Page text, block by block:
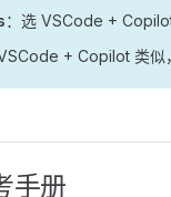
：选 VSCode +
+ Copilot 类似
手册